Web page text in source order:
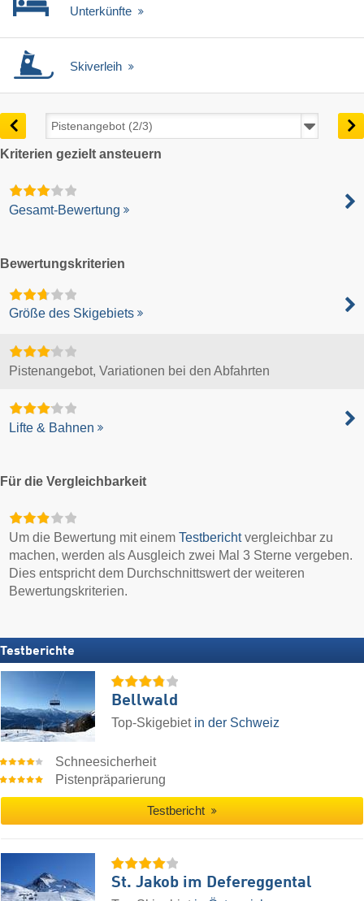
Unterkünfte
Skiverleih
Kriterien gezielt ansteuern
Gesamt-Bewertung
Bewertungskriterien
Größe des Skigebiets
Pistenangebot, Variationen bei den Abfahrten
Lifte & Bahnen
Für die Vergleichbarkeit
Um die Bewertung mit einemTestberichtvergleichbar zu
machen, werden als Ausgleich zwei Mal 3 Sterne vergeben.
Dies entspricht dem Durchschnittswert der weiteren
Bewertungskriterien.
Testberichte
Bellwald
Top-Skigebiet in der Schweiz
Schneesicherheit
Pistenpräparierung
Testbericht
St. Jakob im Defereggental